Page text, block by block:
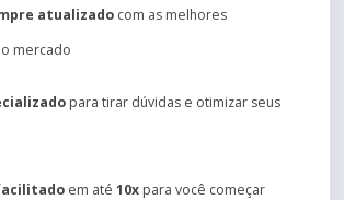
atualizado com as melhores
mercado
para tirar dúvidas e otimizar seus
em até 10x para você começar